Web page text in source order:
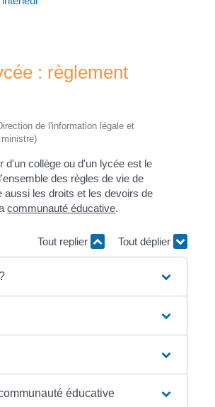
: règlement
de l'information légale et
d'un collège ou d'un lycée est le
des règles de vie de
aussi les droits et les devoirs de
communauté éducative.
Tout replier Tout déplier
éducative